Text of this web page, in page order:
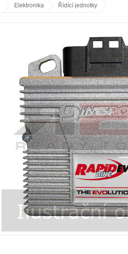
Elektronika Řídící jednotky